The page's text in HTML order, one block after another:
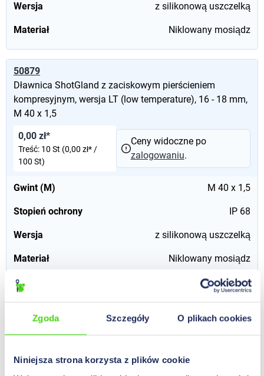
Zgoda Szczegóły O plikach cookies
Niniejsza strona korzysta z plików cookie
Wersja z silikonową uszczelką
Materiał Niklowany mosiądz
50879
Dławnica ShotGland z zaciskowym pierścieniem
kompresyjnym, wersja LT (low temperature), 16 - 18 mm,
M 40 x 1,5
Gwint (M) M 40 x 1,5
Stopień ochrony IP 68
Wersja z silikonową uszczelką
Materiał Niklowany mosiądz
0,00 zł*
Treść: 10 St (0,00 zł* /
100 St)
Ceny widoczne po
zalogowaniu.
50877
Dławnica ShotGland z zaciskowym pierścieniem
0,00 zł*